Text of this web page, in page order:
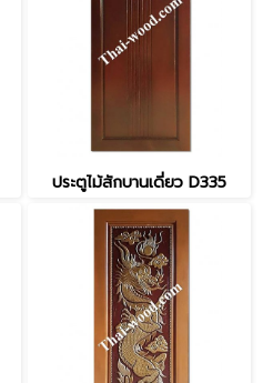
ประตูไม้สักบานเดี่ยว D335